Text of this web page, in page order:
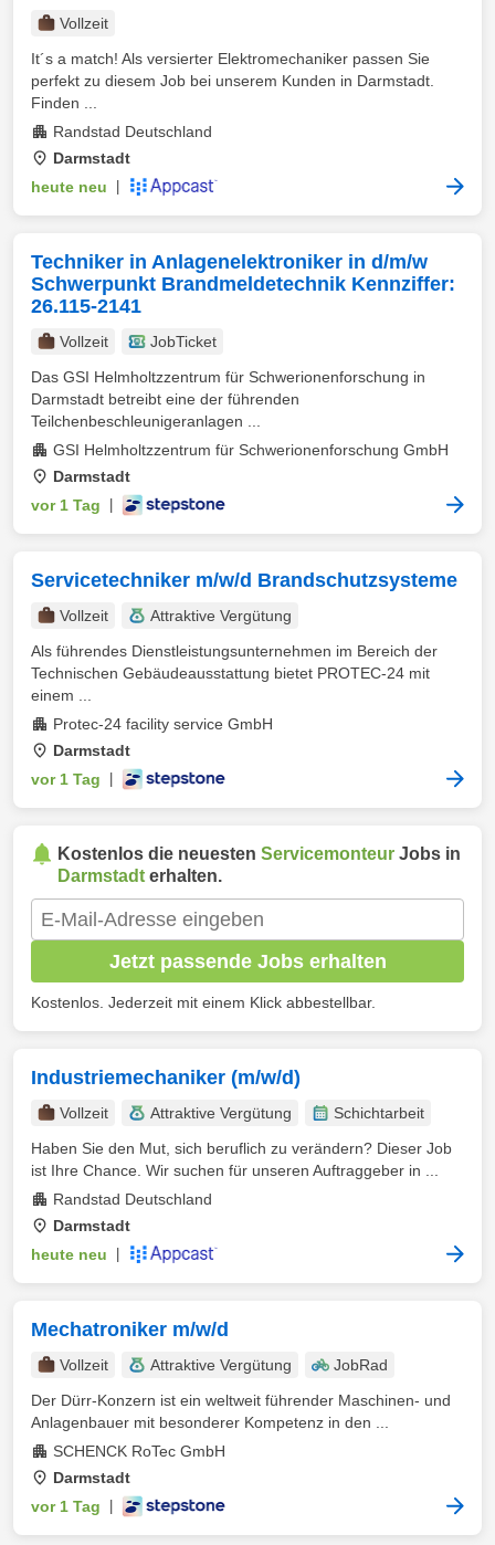
Vollzeit
It´s a match! Als versierter Elektromechaniker passen Sie
perfekt zu diesem Job bei unserem Kunden in Darmstadt.
Finden ...
Randstad Deutschland
Darmstadt
heute neu
Techniker in Anlagenelektroniker in d/m/w
Schwerpunkt Brandmeldetechnik Kennziffer:
26.115-2141
Vollzeit
JobTicket
Das GSI Helmholtzzentrum für Schwerionenforschung in
Darmstadt betreibt eine der führenden
Teilchenbeschleunigeranlagen ...
GSI Helmholtzzentrum für Schwerionenforschung GmbH
Darmstadt
vor 1 Tag
Servicetechniker m/w/d Brandschutzsysteme
Vollzeit
Attraktive Vergütung
Als führendes Dienstleistungsunternehmen im Bereich der
Technischen Gebäudeausstattung bietet PROTEC-24 mit
einem ...
Protec-24 facility service GmbH
Darmstadt
vor 1 Tag
Kostenlos die neuesten Servicemonteur Jobs in
Darmstadt erhalten.
Jetzt passende Jobs erhalten
Kostenlos. Jederzeit mit einem Klick abbestellbar.
Industriemechaniker (m/w/d)
Vollzeit Attraktive Vergütung
Schichtarbeit
Haben Sie den Mut, sich beruflich zu verändern? Dieser Job
ist Ihre Chance. Wir suchen für unseren Auftraggeber in ...
Randstad Deutschland
Darmstadt
heute neu
Mechatroniker m/w/d
Vollzeit Attraktive Vergütung
JobRad
Der Dürr-Konzern ist ein weltweit führender Maschinen- und
Anlagenbauer mit besonderer Kompetenz in den ...
SCHENCK RoTec GmbH
Darmstadt
vor 1 Tag